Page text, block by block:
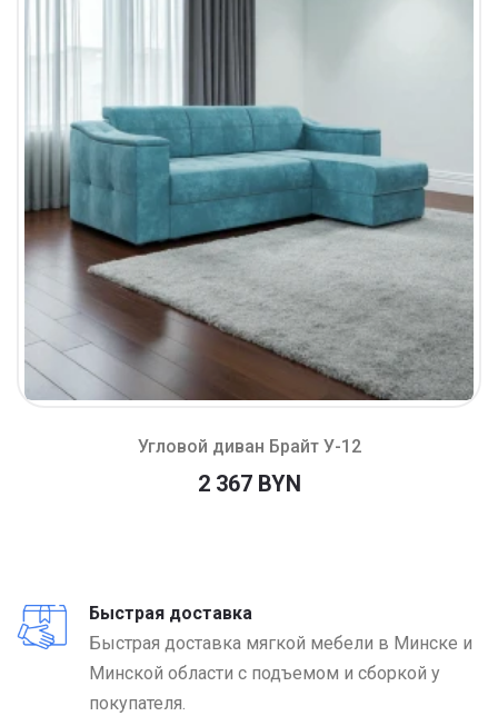
Угловой диван Брайт У-12
2 367 BYN
Быстрая доставка
Быстрая доставка мягкой мебели в Минске и
Минской области с подъемом и сборкой у
покупателя.